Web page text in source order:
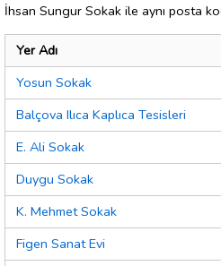
İhsan Sungur Sokak ile aynı posta
Yer Adı
Yosun Sokak
Balçova Ilıca Kaplıca Tesisleri
E. Ali Sokak
Duygu Sokak
K. Mehmet Sokak
Figen Sanat Evi